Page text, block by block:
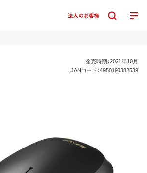
発売時期：2021年10月
JANコード：4950190382539